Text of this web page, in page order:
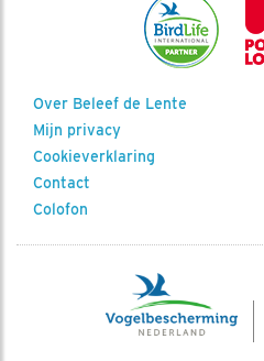
Over Beleef de Lente
Mijn privacy
Cookieverklaring
Contact
Colofon